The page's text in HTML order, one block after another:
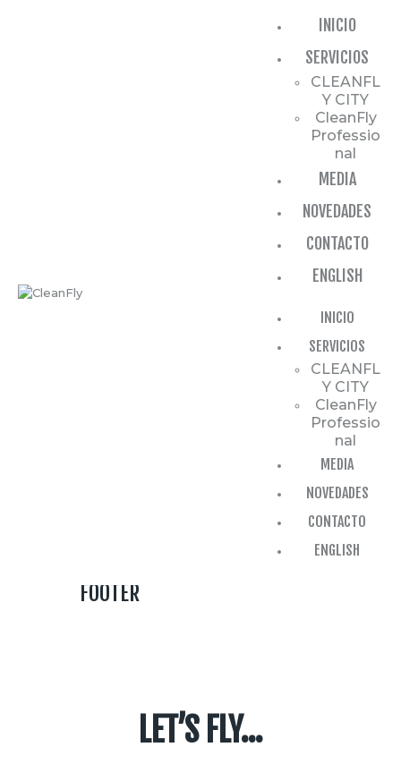
INICIO
SERVICIOS
CLEANFL
Y CITY
CleanFly
Professio
nal
MEDIA
NOVEDADES
CONTACTO
ENGLISH
INICIO
SERVICIOS
CLEANFL
Y CITY
CleanFly
Professio
nal
MEDIA
NOVEDADES
CONTACTO
ENGLISH
FOOTER
LET’S FLY…